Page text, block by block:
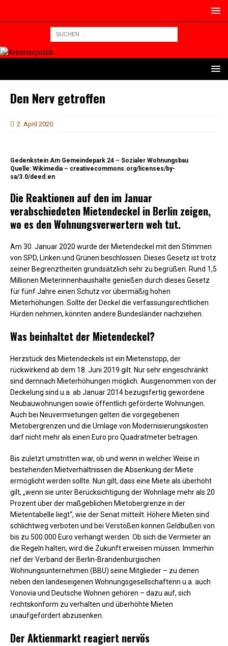
Den Nerv getroffen
2. April 2020
Gedenkstein Am Gemeindepark 24 – Sozialer Wohnungsbau
Quelle: Wikimedia – creativecommons.org/licenses/by-
sa/3.0/deed.en
Die Reaktionen auf den im Januar
verabschiedeten Mietendeckel in Berlin zeigen,
wo es den Wohnungsverwertern weh tut.
Am 30. Januar 2020 wurde der Mietendeckel mit den Stimmen
von SPD, Linken und Grünen beschlossen. Dieses Gesetz ist trotz
seiner Begrenztheiten grundsätzlich sehr zu begrüßen. Rund 1,5
Millionen Mieterinnenhaushalte genießen durch dieses Gesetz
für fünf Jahre einen Schutz vor übermäßig hohen
Mieterhöhungen. Sollte der Deckel die verfassungsrechtlichen
Hürden nehmen, könnten andere Bundesländer nachziehen.
Was beinhaltet der Mietendeckel?
Herzstück des Mietendeckels ist ein Mietenstopp, der
rückwirkend ab dem 18. Juni 2019 gilt. Nur sehr eingeschränkt
sind demnach Mieterhöhungen möglich. Ausgenommen von der
Deckelung sind u.a. ab Januar 2014 bezugsfertig gewordene
Neubauwohnungen sowie öffentlich geförderte Wohnungen.
Auch bei Neuvermietungen gelten die vorgegebenen
Mietobergrenzen und die Umlage von Modernisierungskosten
darf nicht mehr als einen Euro pro Quadratmeter betragen.
Bis zuletzt umstritten war, ob und wenn in welcher Weise in
bestehenden Mietverhältnissen die Absenkung der Miete
ermöglicht werden sollte. Nun gilt, dass eine Miete als überhöht
gilt, „wenn sie unter Berücksichtigung der Wohnlage mehr als 20
Prozent über der maßgeblichen Mietobergrenze in der
Mietentabelle liegt“, wie der Senat mitteilt. Höhere Mieten sind
schlichtweg verboten und bei Verstößen können Geldbußen von
bis zu 500.000 Euro verhängt werden. Ob sich die Vermieter an
die Regeln halten, wird die Zukunft erweisen müssen. Immerhin
rief der Verband der Berlin-Brandenburgischen
Wohnungsunternehmen (BBU) seine Mitglieder – zu denen
neben den landeseigenen Wohnungsgesellschaftenn u.a. auch
Vonovia und Deutsche Wohnen gehören – dazu auf, sich
rechtskonform zu verhalten und überhöhte Mieten
unaufgefordert abzusenken.
Der Aktienmarkt reagiert nervös